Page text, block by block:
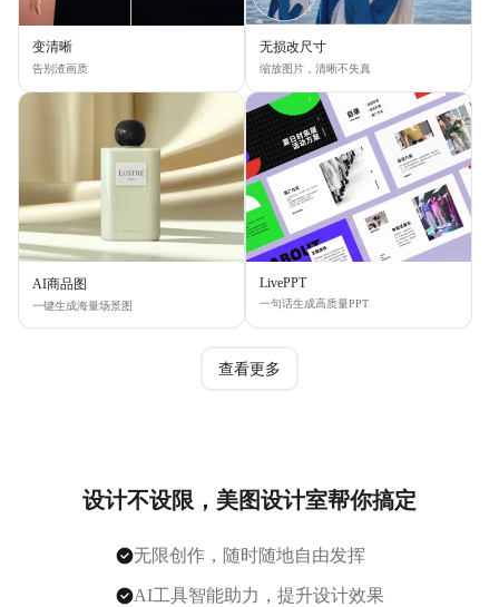
变清晰
告别渣画质
无损改尺寸
缩放图片，清晰不失真
AI商品图
一键生成海量场景图
LivePPT
一句话生成高质量PPT
查看更多
设计不设限，美图设计室帮你搞定
无限创作，随时随地自由发挥
AI工具智能助力，提升设计效果